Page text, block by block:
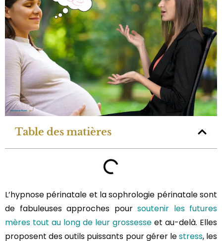
Table des matières
L’hypnose périnatale et la sophrologie périnatale sont
de fabuleuses approches pour soutenir les futures
mères tout au long de leur grossesse et au-delà. Elles
proposent des outils puissants pour gérer lestress, les